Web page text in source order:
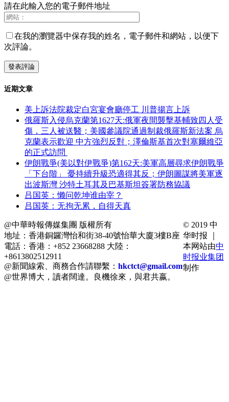
請在此輸入您的電子郵件地址
在我的瀏覽器中保存我的姓名，電子郵件和網站，以便下
次評論。
近期文章
美上訴法院裁定白宮宴會廳停工 川普揚言上訴
俄羅斯入侵烏克蘭第1627天:俄軍夜間襲擊基輔致四人受
傷，三人被送醫；美國參議院通過制裁俄羅斯新法案 烏
克蘭表示歡迎 中方強烈反對；澤倫斯基首次對塞爾維亞
的正式訪問
伊朗戰爭(美以對伊戰爭)第162天:美軍高層尋求伊朗戰爭
「下台階」 憂持續升級恐適得其反；伊朗圖謀將美軍逐
出波斯灣 沙特土耳其及巴基斯坦簽署防務協議
吕国英：懒问乾坤谁由宰？
吕国英：无拘无累，自得天真
@中華時報傳媒集團 版權所有
地址：香港銅鑼灣怡和街38-40號怡華大廈3樓B座
電話：香港：+852 23668288 大陸：
+8613802512911
@新聞線索、商務合作請聯繫： hkctct@gmail.com
@世界博大，讀者闊達。良機徐來，與君共嬴。
© 2019 中
华时报 ｜
本网站由中
时报业集团
制作